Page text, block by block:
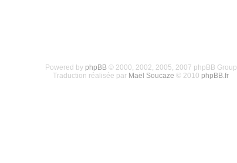
Powered by phpBB© 2000, 2002, 2005, 2007 phpBB Group
Traduction réalisée par Maël Soucaze © 2010 phpBB.fr